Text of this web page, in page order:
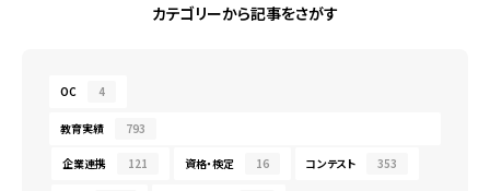
カテゴリーから記事をさがす
OC 4
教育実績 793
企業連携 121 資格・検定 16 コンテスト 353